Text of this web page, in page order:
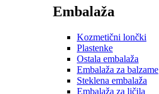
Embalaža
Kozmetični lončki
Plastenke
Ostala embalaža
Embalaža za balzame
Steklena embalaža
Embalaža za ličila